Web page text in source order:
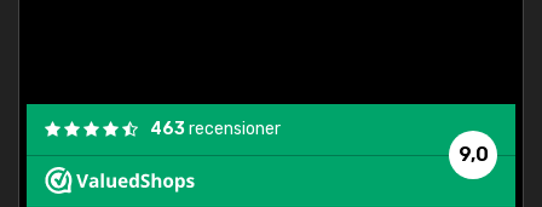
9,0
463recensioner